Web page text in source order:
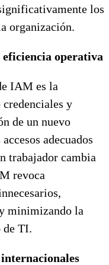
los
organización.
eficiencia operativa
IAM es la
y
de un nuevo
adecuados
trabajador cambia
revoca
minimizando la
de TI.